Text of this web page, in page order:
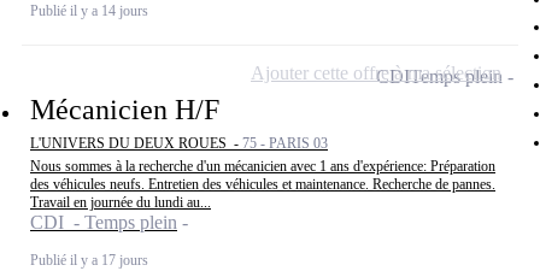
Publié il y a 14 jours
Mécanicien H/F
L'UNIVERS DU DEUX ROUES - 75 - PARIS 03
Nous sommes à la recherche d'un mécanicien avec 1 ans d'expérience: Préparation
des véhicules neufs. Entretien des véhicules et maintenance. Recherche de pannes.
Travail en journée du lundi au...
CDI - Temps plein
Publié il y a 17 jours
CDITemps plein
Ajouter cette offre à ma sélection